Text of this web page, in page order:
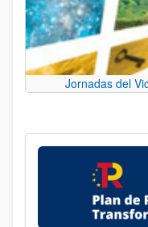
Jornadas del